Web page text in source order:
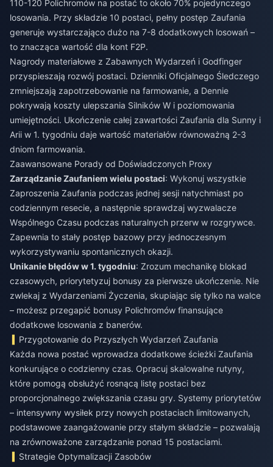
110-120 Polichromów na postać to około 70% pojedynczego
losowania. Przy składzie 10 postaci, pełny postęp Zaufania
generuje wystarczająco dużo na 7-8 dodatkowych losowań –
to znacząca wartość dla kont F2P.
Nagrody materiałowe z Zabawnych Wydarzeń i Godfinger
przyspieszają rozwój postaci. Dzienniki Oficjalnego Śledczego
zmniejszają zapotrzebowanie na farmowanie, a Dennie
pokrywają koszty ulepszania Silników W i poziomowania
umiejętności. Ukończenie całej zawartości Zaufania dla Sunny i
Arii w 1. tygodniu daje wartość materiałów równoważną 2-3
dniom farmowania.
Zaawansowane Porady od Doświadczonych Proxy
Zarządzanie Zaufaniem wielu postaci: Wykonuj wszystkie
Zaproszenia Zaufania podczas jednej sesji natychmiast po
codziennym resecie, a następnie sprawdzaj wyzwalacze
Wspólnego Czasu podczas naturalnych przerw w rozgrywce.
Zapewnia to stały postęp bazowy przy jednoczesnym
wykorzystywaniu spontanicznych okazji.
Unikanie błędów w 1. tygodniu: Zrozum mechanikę blokad
czasowych, priorytetyzuj bonusy za pierwsze ukończenie. Nie
zwlekaj z Wydarzeniami Życzenia, skupiając się tylko na walce
– możesz przegapić bonusy Polichromów finansujące
dodatkowe losowania z banerów.
Przygotowanie do Przyszłych Wydarzeń Zaufania
Każda nowa postać wprowadza dodatkowe ścieżki Zaufania
konkurujące o codzienny czas. Opracuj skalowalne rutyny,
które pomogą obsłużyć rosnącą listę postaci bez
proporcjonalnego zwiększania czasu gry. Systemy priorytetów
– intensywny wysiłek przy nowych postaciach limitowanych,
podstawowe zaangażowanie przy stałym składzie – pozwalają
na zrównoważone zarządzanie ponad 15 postaciami.
Strategie Optymalizacji Zasobów